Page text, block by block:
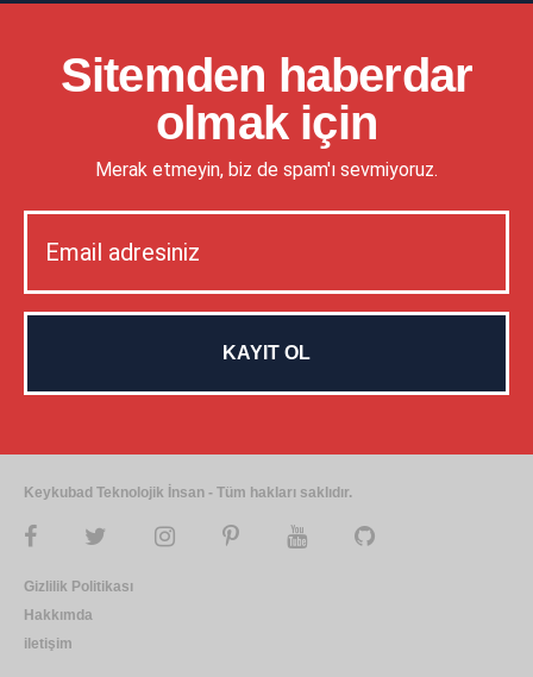
Sitemden haberdar
olmak için
Merak etmeyin, biz de spam'ı sevmiyoruz.
Keykubad Teknolojik İnsan - Tüm hakları saklıdır.
Gizlilik Politikası
Hakkımda
iletişim